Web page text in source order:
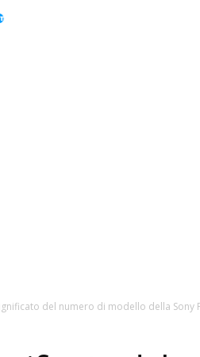
del numero di modello della Sony